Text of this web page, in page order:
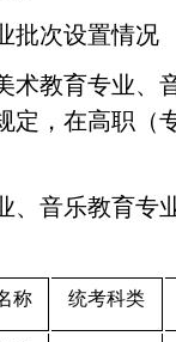
批次设置情况
术教育专业、
定，在高职（
、音乐教育专
称 统考科类